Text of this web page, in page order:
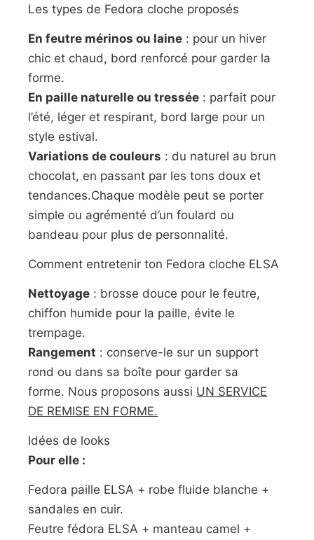
Les types de Fedora cloche proposés
En feutre mérinos ou laine : pour un hiver
chic et chaud, bord renforcé pour garder la
forme.
En paille naturelle ou tressée : parfait pour
l’été, léger et respirant, bord large pour un
style estival.
Variations de couleurs : du naturel au brun
chocolat, en passant par les tons doux et
tendances.Chaque modèle peut se porter
simple ou agrémenté d’un foulard ou
bandeau pour plus de personnalité.
Comment entretenir ton Fedora cloche ELSA
Nettoyage : brosse douce pour le feutre,
chiffon humide pour la paille, évite le
trempage.
Rangement : conserve-le sur un support
rond ou dans sa boîte pour garder sa
forme. Nous proposons aussi UN SERVICE
DE REMISE EN FORME.
Idées de looks
Pour elle :
Fedora paille ELSA + robe fluide blanche +
sandales en cuir.
Feutre fédora ELSA + manteau camel +